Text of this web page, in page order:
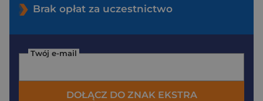
Brak opłat za uczestnictwo
Twój e-mail
DOŁĄCZ DO ZNAK EKSTRA